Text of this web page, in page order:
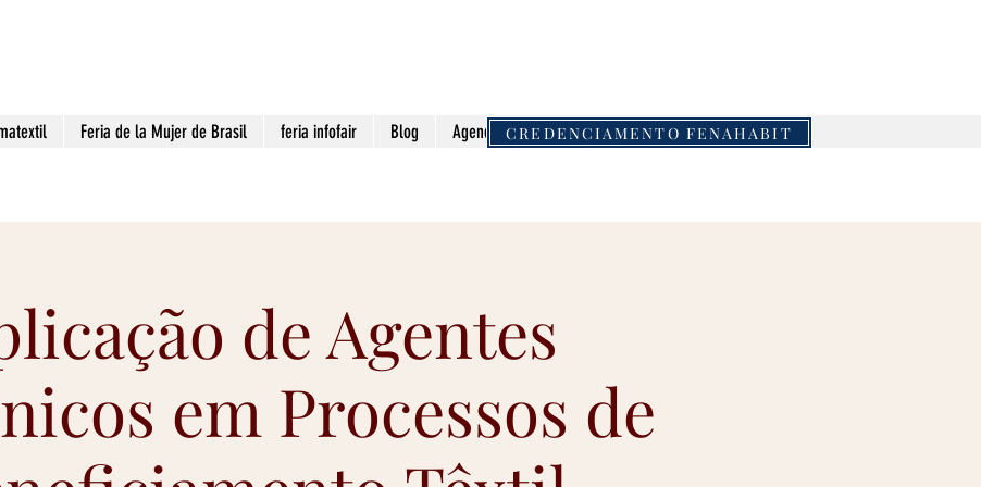
Feria de la Mujer de Brasil feria infofair Blog Agendamento online
CREDENCIAMENTO FENAHABIT
de Agentes
em Processos de